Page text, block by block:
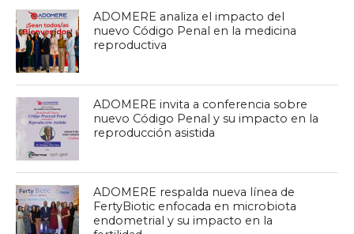
ADOMERE analiza el impacto del
nuevo Código Penal en la medicina
reproductiva
ADOMERE invita a conferencia sobre
nuevo Código Penal y su impacto en la
reproducción asistida
ADOMERE respalda nueva línea de
FertyBiotic enfocada en microbiota
endometrial y su impacto en la